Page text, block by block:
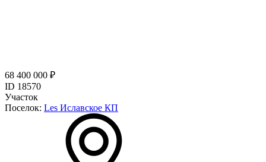
68 400 000 ₽
ID 18570
Участок
Поселок: Les Иславское КП